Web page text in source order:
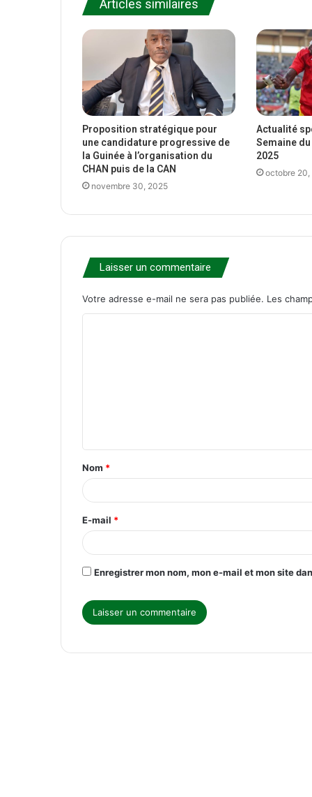
Articles similaires
Proposition stratégique pour
une candidature progressive de
la Guinée à l’organisation du
CHAN puis de la CAN
novembre 30, 2025
Actualité
Semaine
2025
octobre 20,
Laisser un commentaire
Votre adresse e-mail ne sera pas publiée. Les
t
a
e
*
Nom *
E-mail *
Enregistrer mon nom, mon e-mail et mon site